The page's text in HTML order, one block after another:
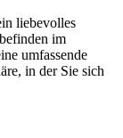
liebevolles
im
umfassende
in der Sie sich